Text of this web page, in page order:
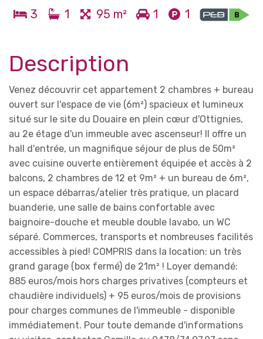
3 1 95 m² 1 1
Description
Venez découvrir cet appartement 2 chambres + bureau
ouvert sur l'espace de vie (6m²) spacieux et lumineux
situé sur le site du Douaire en plein cœur d'Ottignies,
au 2e étage d'un immeuble avec ascenseur! Il offre un
hall d'entrée, un magnifique séjour de plus de 50m²
avec cuisine ouverte entièrement équipée et accès à 2
balcons, 2 chambres de 12 et 9m² + un bureau de 6m²,
un espace débarras/atelier très pratique, un placard
buanderie, une salle de bains confortable avec
baignoire-douche et meuble double lavabo, un WC
séparé. Commerces, transports et nombreuses facilités
accessibles à pied! COMPRIS dans la location: un très
grand garage (box fermé) de 21m² ! Loyer demandé:
885 euros/mois hors charges privatives (compteurs et
chaudière individuels) + 95 euros/mois de provisions
pour charges communes de l'immeuble - disponible
immédiatement. Pour toute demande d'informations